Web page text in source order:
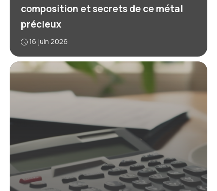
composition et secrets de ce métal
précieux
16 juin 2026